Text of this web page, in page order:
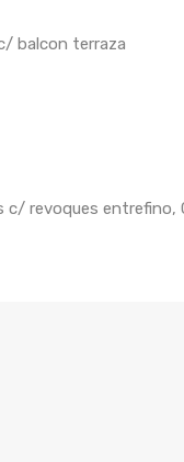
balcon terraza
c/ revoques